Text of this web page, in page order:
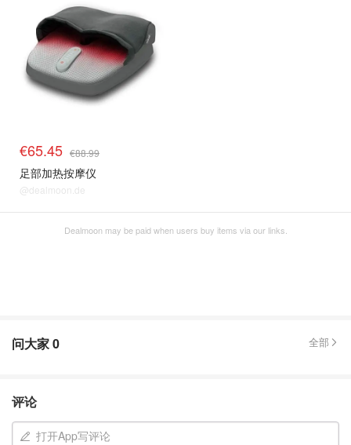
€65.45 €88.99
足部加热按摩仪
@dealmoon.de
Dealmoon may be paid when users buy items via our links.
问大家0 全部
评论
打开App写评论